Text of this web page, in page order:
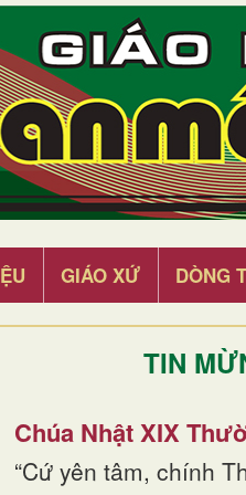
GIÁO XỨ DÒNG
TIN
Chúa Nhật XIX
“Cứ yên tâm, chính